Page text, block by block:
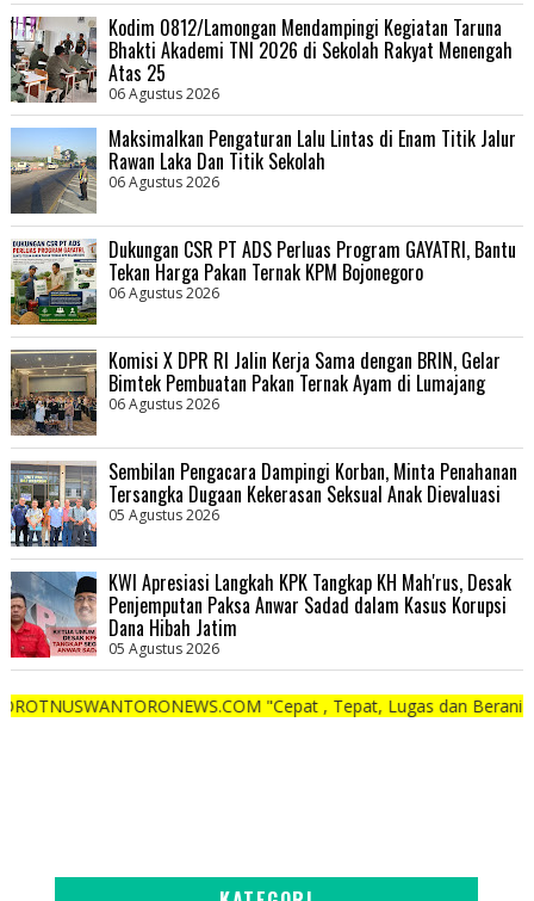
Kodim 0812/Lamongan Mendampingi Kegiatan Taruna
Bhakti Akademi TNI 2026 di Sekolah Rakyat Menengah
Atas 25
06 Agustus 2026
Maksimalkan Pengaturan Lalu Lintas di Enam Titik Jalur
Rawan Laka Dan Titik Sekolah
06 Agustus 2026
Dukungan CSR PT ADS Perluas Program GAYATRI, Bantu
Tekan Harga Pakan Ternak KPM Bojonegoro
06 Agustus 2026
Komisi X DPR RI Jalin Kerja Sama dengan BRIN, Gelar
Bimtek Pembuatan Pakan Ternak Ayam di Lumajang
06 Agustus 2026
Sembilan Pengacara Dampingi Korban, Minta Penahanan
Tersangka Dugaan Kekerasan Seksual Anak Dievaluasi
05 Agustus 2026
KWI Apresiasi Langkah KPK Tangkap KH Mah'rus, Desak
Penjemputan Paksa Anwar Sadad dalam Kasus Korupsi
Dana Hibah Jatim
05 Agustus 2026
"Cepat , Tepat, Lugas dan Berani"